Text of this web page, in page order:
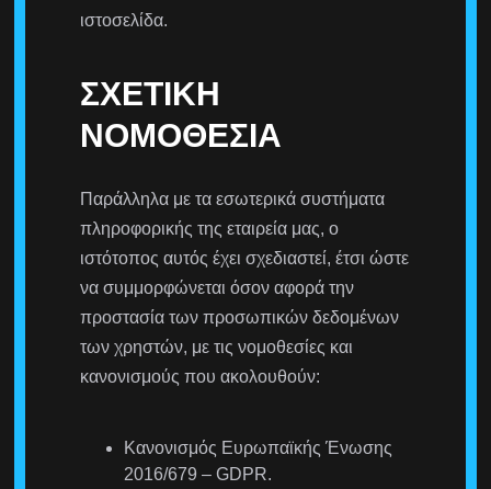
ιστοσελίδα.
ΣΧΕΤΙΚΉ
ΝΟΜΟΘΕΣΊΑ
Παράλληλα με τα εσωτερικά συστήματα
πληροφορικής της εταιρεία μας, ο
ιστότοπος αυτός έχει σχεδιαστεί, έτσι ώστε
να συμμορφώνεται όσον αφορά την
προστασία των προσωπικών δεδομένων
των χρηστών, με τις νομοθεσίες και
κανονισμούς που ακολουθούν:
Κανονισμός Ευρωπαϊκής Ένωσης
2016/679 – GDPR.